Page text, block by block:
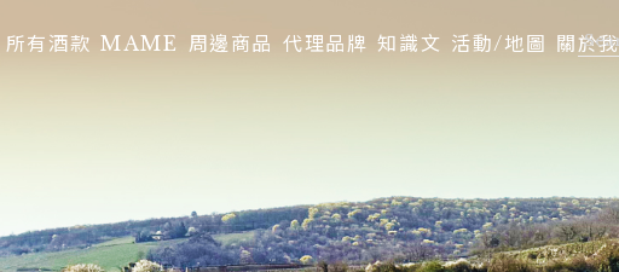
所有酒款 MAME 周邊商品 代理品牌 知識文 活動/地圖 關於